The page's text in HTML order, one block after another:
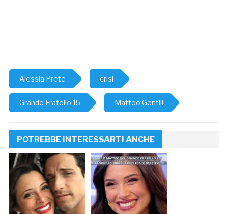
Alessia Prete crisi
Grande Fratello 15 Matteo Gentili
POTREBBE INTERESSARTI ANCHE